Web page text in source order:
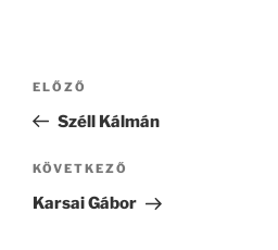
Bejegyzés
Korábbi
bejegyzés
ELŐZŐ
Széll Kálmán
Következő
bejegyzés
KÖVETKEZŐ
Karsai Gábor